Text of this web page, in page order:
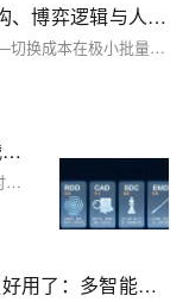
从“小单困局”到供应链Agent：成本结构、博弈逻辑与人机协同的技术推演
本文剖析C2M服装供应链中“小单困局”的本质——切换成本在极小批量下不可摊销的数学必然。通过Agent集群实现成本透明化、智能拼单与品类感知，推动供应链从零和砍价转向正和协同。人机分工明确：AI做“数字包工头”，人当“关系架构师”。（239字）
多Agent协同系统：从"协作工具"到"战略生产系统"的架构演进
本文以"枢衡"多Agent集群的架构升级为例，探讨了多Agent协同系统在生产环境中面临的典型问题，以及如何通过角色专业化、Skill收敛、信誉积分、双模式工作法和通信纪律等机制，将松散的Agent问答组演进为具备质量闭环的战略生产系统
从9个Agent砍到5个，我的集群反而更好用了：多智能体系统的“减法”哲学与架构精简SOP